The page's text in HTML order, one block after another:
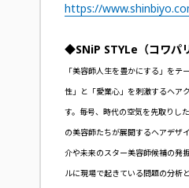
https://
◆SNiP STYLe（コワパ
「美容師人生を豊かにする」をテ
性」と「愛業心」を刺激するヘア
す。毎号、時代の空気を先取りし
の美容師たちが展開するヘアデザ
介や未来のスター美容師候補の発
ルに現場で起きている問題の分析